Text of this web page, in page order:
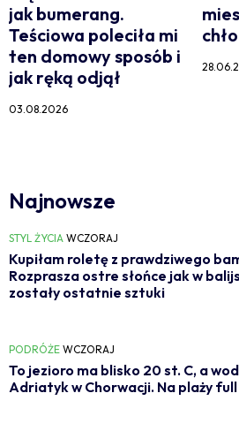
jak bumerang.
Teściowa poleciła mi
ten domowy sposób i
jak ręką odjął
03.08.2026
Najnowsze
STYL ŻYCIA WCZORAJ
Kupiłam roletę z prawdziwego
Rozprasza ostre słońce jak w
zostały ostatnie sztuki
PODRÓŻE WCZORAJ
To jezioro ma blisko 20 st. C, a
Adriatyk w Chorwacji. Na plaży